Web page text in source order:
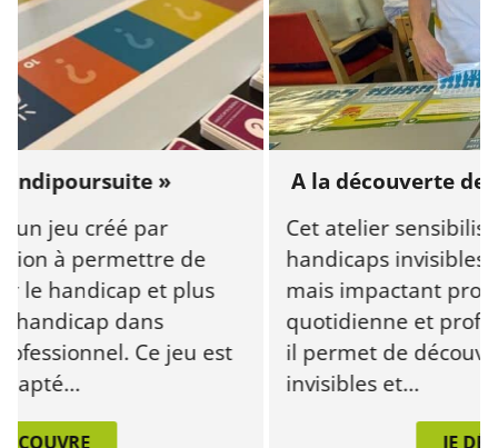
»
créé par
à permettre de
et plus
dans
Ce jeu est
A la découverte des
Cet atelier sensibilise à
handicaps invisibles,
mais impactant
quotidienne et
il permet de découvrir
invisibles et...
JE